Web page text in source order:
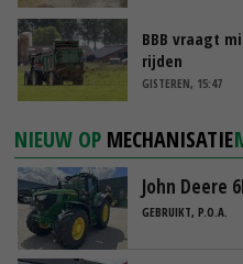
BBB vraagt
rijden
GISTEREN, 15:47
NIEUW OP MECHANISATIE
John Deere
GEBRUIKT, P.O.A.